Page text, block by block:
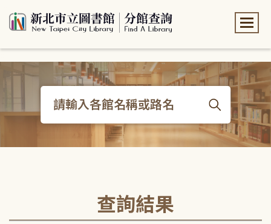
查詢結果